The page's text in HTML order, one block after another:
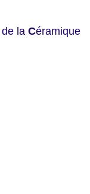
la Céramique